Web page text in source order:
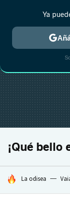
¡Qué bello
HOY SE HABLA DE
La odisea
Ya